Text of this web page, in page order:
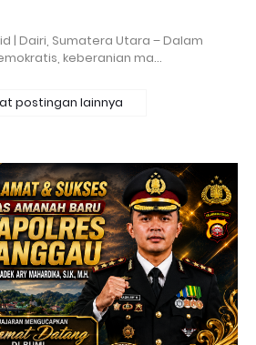
| Dairi, Sumatera Utara – Dalam
keberanian ma…
postingan lainnya